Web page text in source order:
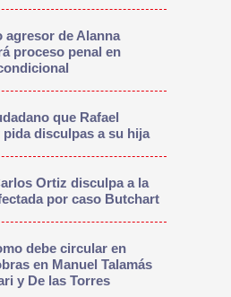
agresor de Alanna
proceso penal en
que Rafael
disculpas a su hija
Ortiz disculpa a la
por caso Butchart
debe circular en
en Manuel Talamás
y De las Torres